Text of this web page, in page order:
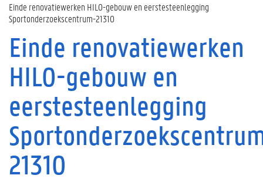
Einde renovatiewerken HILO-gebouw en eerstesteenlegging
Sportonderzoekscentrum-21310
Einde renovatiewerken
HILO-gebouw en
eerstesteenlegging
21310